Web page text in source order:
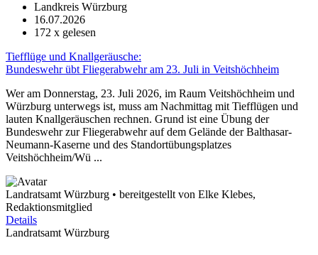
Landkreis Würzburg
16.07.2026
172 x gelesen
Tiefflüge und Knallgeräusche:
Bundeswehr übt Fliegerabwehr am 23. Juli in Veitshöchheim
Wer am Donnerstag, 23. Juli 2026, im Raum Veitshöchheim und
Würzburg unterwegs ist, muss am Nachmittag mit Tiefflügen und
lauten Knallgeräuschen rechnen. Grund ist eine Übung der
Bundeswehr zur Fliegerabwehr auf dem Gelände der Balthasar-
Neumann-Kaserne und des Standortübungsplatzes
Veitshöchheim/Wü ...
Landratsamt Würzburg • bereitgestellt von Elke Klebes,
Redaktionsmitglied
Details
Landratsamt Würzburg